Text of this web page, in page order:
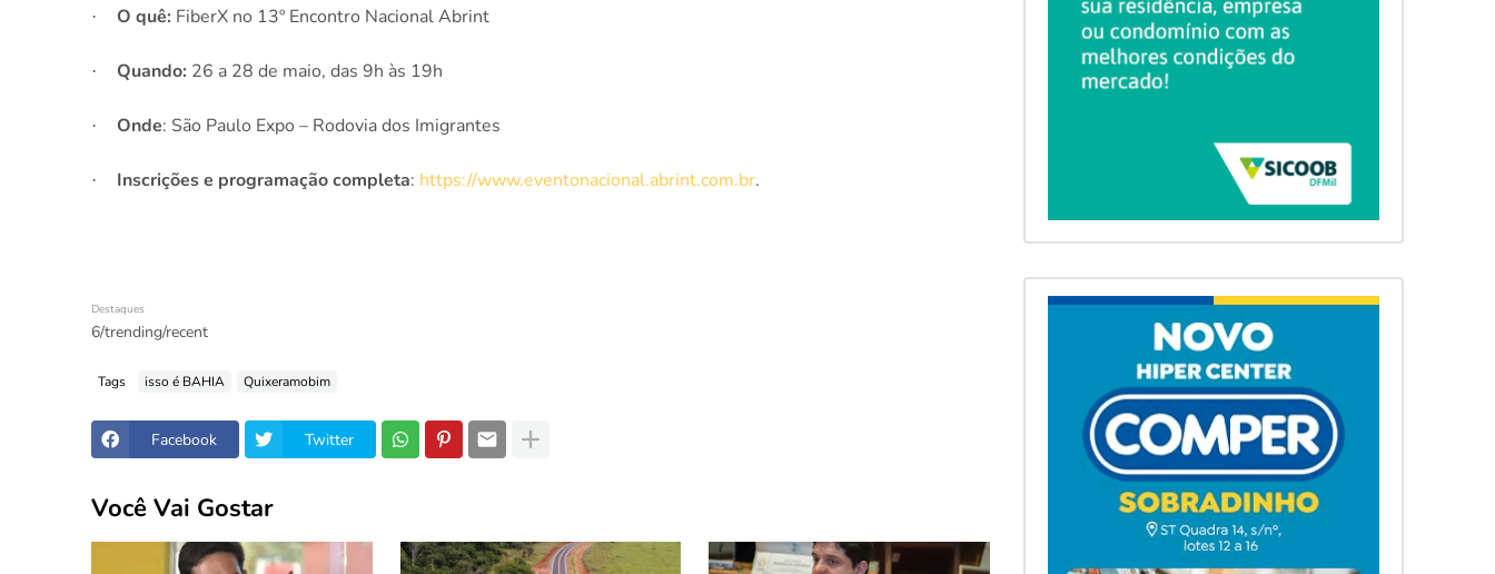
· O quê: FiberX no 13º Encontro Nacional Abrint
· Quando: 26 a 28 de maio, das 9h às 19h
· Onde: São Paulo Expo – Rodovia dos Imigrantes
· Inscrições e programação completa: https://www.eventonacional.abrint.com.br.
Destaques
6/trending/recent
Tags isso é BAHIA Quixeramobim
Facebook Twitter
Você Vai Gostar